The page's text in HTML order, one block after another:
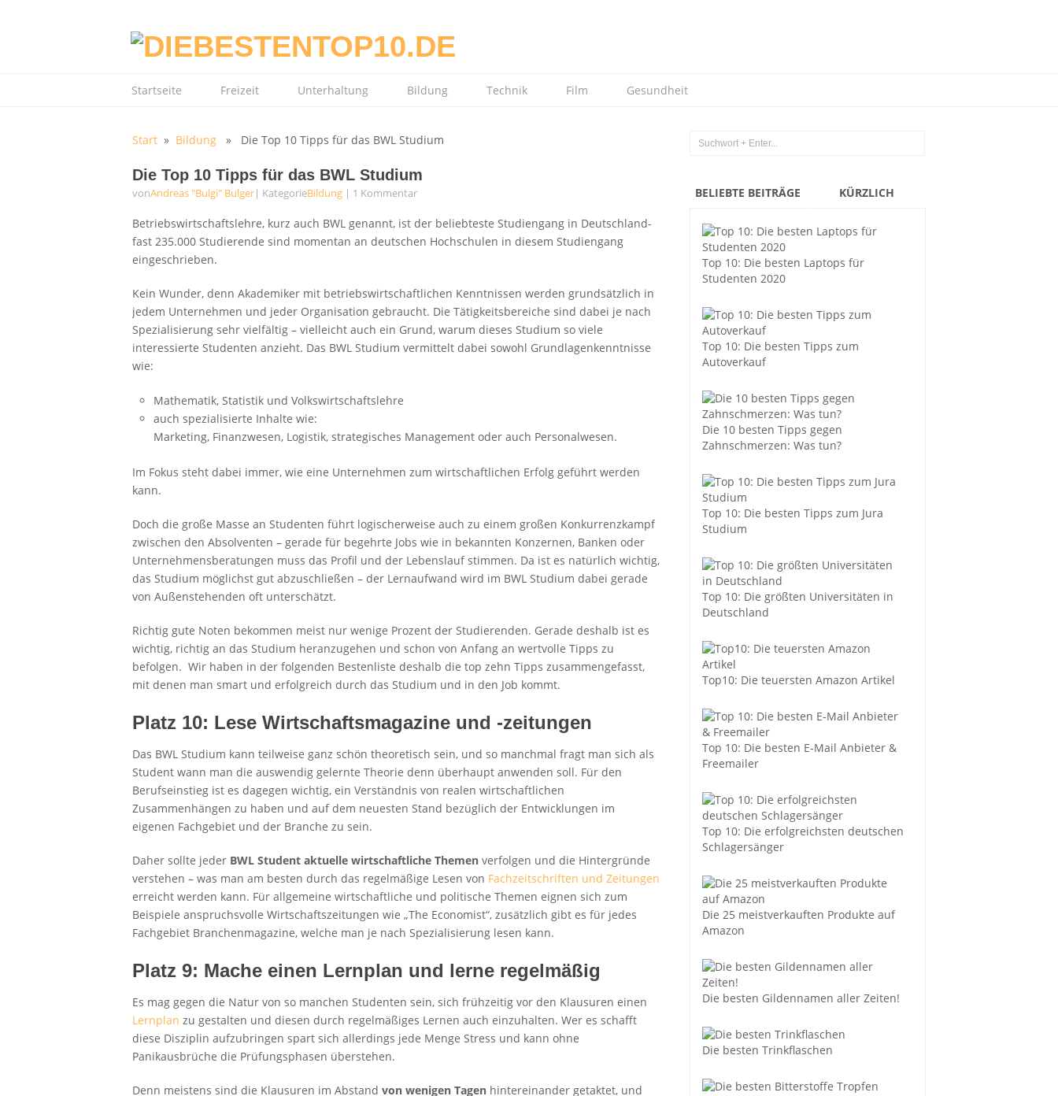
Startseite Freizeit Unterhaltung Bildung Technik Film Gesundheit
Start » Bildung » Die Top 10 Tipps für das BWL Studium
Die Top 10 Tipps für das BWL Studium
vonAndreas "Bulgi" Bulger| KategorieBildung | 1 Kommentar
Betriebswirtschaftslehre, kurz auch BWL genannt, ist der beliebteste Studiengang in Deutschland-
fast 235.000 Studierende sind momentan an deutschen Hochschulen in diesem Studiengang
eingeschrieben.
Kein Wunder, denn Akademiker mit betriebswirtschaftlichen Kenntnissen werden grundsätzlich in
jedem Unternehmen und jeder Organisation gebraucht. Die Tätigkeitsbereiche sind dabei je nach
Spezialisierung sehr vielfältig – vielleicht auch ein Grund, warum dieses Studium so viele
interessierte Studenten anzieht. Das BWL Studium vermittelt dabei sowohl Grundlagenkenntnisse
wie:
Mathematik, Statistik und Volkswirtschaftslehre
auch spezialisierte Inhalte wie:
Marketing, Finanzwesen, Logistik, strategisches Management oder auch Personalwesen.
Im Fokus steht dabei immer, wie eine Unternehmen zum wirtschaftlichen Erfolg geführt werden
kann.
Doch die große Masse an Studenten führt logischerweise auch zu einem großen Konkurrenzkampf
zwischen den Absolventen – gerade für begehrte Jobs wie in bekannten Konzernen, Banken oder
Unternehmensberatungen muss das Profil und der Lebenslauf stimmen. Da ist es natürlich wichtig,
das Studium möglichst gut abzuschließen – der Lernaufwand wird im BWL Studium dabei gerade
von Außenstehenden oft unterschätzt.
Richtig gute Noten bekommen meist nur wenige Prozent der Studierenden. Gerade deshalb ist es
wichtig, richtig an das Studium heranzugehen und schon von Anfang an wertvolle Tipps zu
befolgen. Wir haben in der folgenden Bestenliste deshalb die top zehn Tipps zusammengefasst,
mit denen man smart und erfolgreich durch das Studium und in den Job kommt.
Platz 10: Lese Wirtschaftsmagazine und -zeitungen
Das BWL Studium kann teilweise ganz schön theoretisch sein, und so manchmal fragt man sich als
Student wann man die auswendig gelernte Theorie denn überhaupt anwenden soll. Für den
Berufseinstieg ist es dagegen wichtig, ein Verständnis von realen wirtschaftlichen
Zusammenhängen zu haben und auf dem neuesten Stand bezüglich der Entwicklungen im
eigenen Fachgebiet und der Branche zu sein.
Daher sollte jeder BWL Student aktuelle wirtschaftliche Themen verfolgen und die Hintergründe
verstehen – was man am besten durch das regelmäßige Lesen von Fachzeitschriften und Zeitungen
erreicht werden kann. Für allgemeine wirtschaftliche und politische Themen eignen sich zum
Beispiele anspruchsvolle Wirtschaftszeitungen wie „The Economist“, zusätzlich gibt es für jedes
Fachgebiet Branchenmagazine, welche man je nach Spezialisierung lesen kann.
Platz 9: Mache einen Lernplan und lerne regelmäßig
Es mag gegen die Natur von so manchen Studenten sein, sich frühzeitig vor den Klausuren einen
Lernplan zu gestalten und diesen durch regelmäßiges Lernen auch einzuhalten. Wer es schafft
diese Disziplin aufzubringen spart sich allerdings jede Menge Stress und kann ohne
Panikausbrüche die Prüfungsphasen überstehen.
Denn meistens sind die Klausuren im Abstand von wenigen Tagen hintereinander getaktet, und
BELIEBTE BEITRÄGE KÜRZLICH
Top 10: Die besten Laptops für
Studenten 2020
Top 10: Die besten Tipps zum
Autoverkauf
Die 10 besten Tipps gegen
Zahnschmerzen: Was tun?
Top 10: Die besten Tipps zum Jura
Studium
Top 10: Die größten Universitäten in
Deutschland
Top10: Die teuersten Amazon Artikel
Top 10: Die besten E-Mail Anbieter &
Freemailer
Top 10: Die erfolgreichsten deutschen
Schlagersänger
Die 25 meistverkauften Produkte auf
Amazon
Die besten Gildennamen aller Zeiten!
Die besten Trinkflaschen